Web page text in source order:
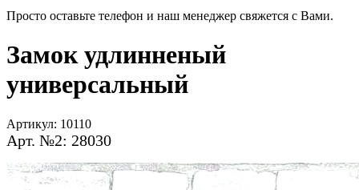
Просто оставьте телефон и наш менеджер свяжется с Вами.
Замок удлинненый
универсальный
Артикул: 10110
Арт. №2: 28030